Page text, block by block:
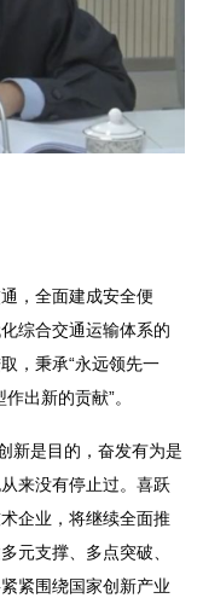
，全面建成安全便
综合交通运输体系的
，秉承“永远领先一
出新的贡献”。
新是目的，奋发有为是
来没有停止过。喜跃
企业，将继续全面推
元支撑、多点突破、
紧围绕国家创新产业